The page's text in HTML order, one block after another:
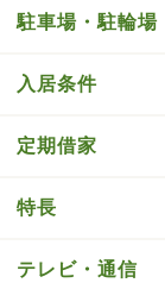
駐車場・駐輪場
入居条件
定期借家
特長
テレビ・通信